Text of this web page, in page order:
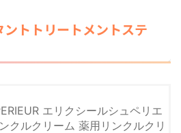
トトリートメントステ
エリクシールシュペリエ
クルクリーム 薬用リンクルクリ